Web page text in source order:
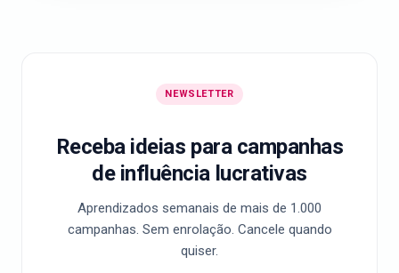
NEWSLETTER
Receba ideias para campanhas
de influência lucrativas
Aprendizados semanais de mais de 1.000
campanhas. Sem enrolação. Cancele quando
quiser.